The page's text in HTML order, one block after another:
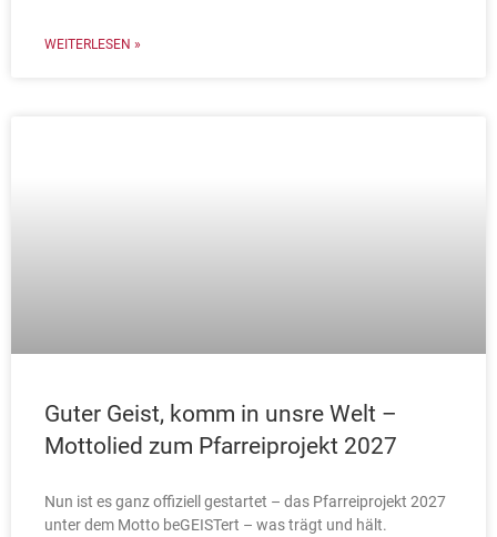
WEITERLESEN »
Guter Geist, komm in unsre Welt –
Mottolied zum Pfarreiprojekt 2027
Nun ist es ganz offiziell gestartet – das Pfarreiprojekt 2027
unter dem Motto beGEISTert – was trägt und hält.